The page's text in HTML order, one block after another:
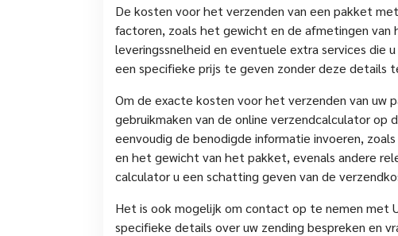
De kosten voor het verzenden van een pakket
factoren, zoals het gewicht en de afmetingen
leveringssnelheid en eventuele extra services die
een specifieke prijs te geven zonder deze details
Om de exacte kosten voor het verzenden van uw
gebruikmaken van de online verzendcalculator op
eenvoudig de benodigde informatie invoeren,
en het gewicht van het pakket, evenals andere
calculator u een schatting geven van de
Het is ook mogelijk om contact op te nemen met
specifieke details over uw zending bespreken en